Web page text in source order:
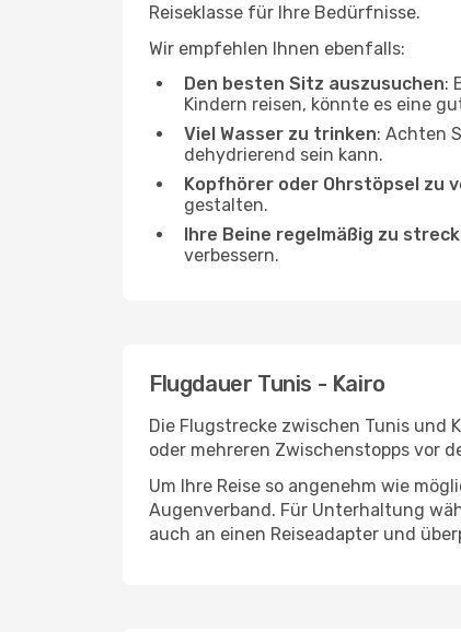
Reiseklasse für Ihre Bedürfnisse.
Wir empfehlen Ihnen ebenfalls:
Den besten Sitz auszusuchen:
Kindern reisen, könnte es eine
Viel Wasser zu trinken: Achten
dehydrierend sein kann.
Kopfhörer oder Ohrstöpsel zu
gestalten.
Ihre Beine regelmäßig zu
verbessern.
Flugdauer Tunis - Kairo
Die Flugstrecke zwischen Tunis und
oder mehreren Zwischenstopps vor
Um Ihre Reise so angenehm wie
Augenverband. Für Unterhaltung
auch an einen Reiseadapter und